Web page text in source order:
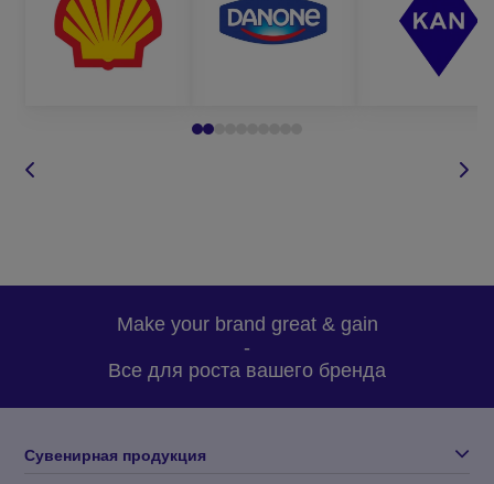
Make your brand great & gain
-
Все для роста вашего бренда
Сувенирная продукция